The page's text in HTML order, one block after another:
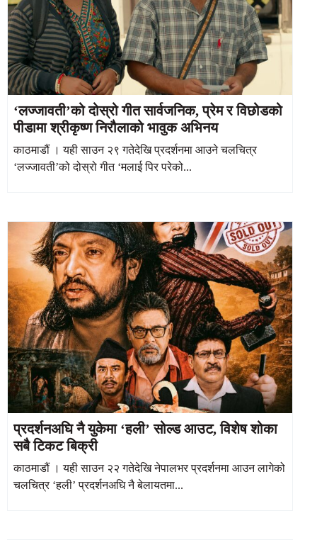
‘लज्जावती’को दोस्रो गीत सार्वजनिक, प्रेम र विछोडको
पीडामा श्रीकृष्ण निरौलाको भावुक अभिनय
काठमाडौं । यही साउन २९ गतेदेखि प्रदर्शनमा आउने चलचित्र
‘लज्जावती’को दोस्रो गीत ‘मलाई पिर परेको...
प्रदर्शनअघि नै युकेमा ‘हली’ सोल्ड आउट, विशेष शोका
सबै टिकट बिक्री
काठमाडौं । यही साउन २२ गतेदेखि नेपालभर प्रदर्शनमा आउन लागेको
चलचित्र ‘हली’ प्रदर्शनअघि नै बेलायतमा...